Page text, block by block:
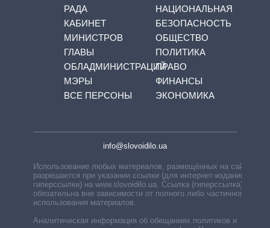
РАДА
КАБИНЕТ
МИНИСТРОВ
ГЛАВЫ
ОБЛАДМИНИСТРАЦИЙ
МЭРЫ
ВСЕ ПЕРСОНЫ
НАЦИОНАЛЬНАЯ
БЕЗОПАСНОСТЬ
ОБЩЕСТВО
ПОЛИТИКА
ПРАВО
ФИНАНСЫ
ЭКОНОМИКА
info@slovoidilo.ua
Использование любых материалов, размещённых на сайте,
разрешается при указании ссылки (для интернет-изданий —
гиперссылки) на www.slovoidilo.ua. Ссылка (гиперссылка)
обязательна вне зависимости от полного либо частичного
использования материалов.
Аналитическая информация об обещаниях политиков и